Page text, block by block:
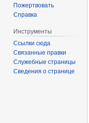
Пожертвовать
Справка
Инструменты
Ссылки сюда
Связанные правки
Служебные страницы
Сведения о странице